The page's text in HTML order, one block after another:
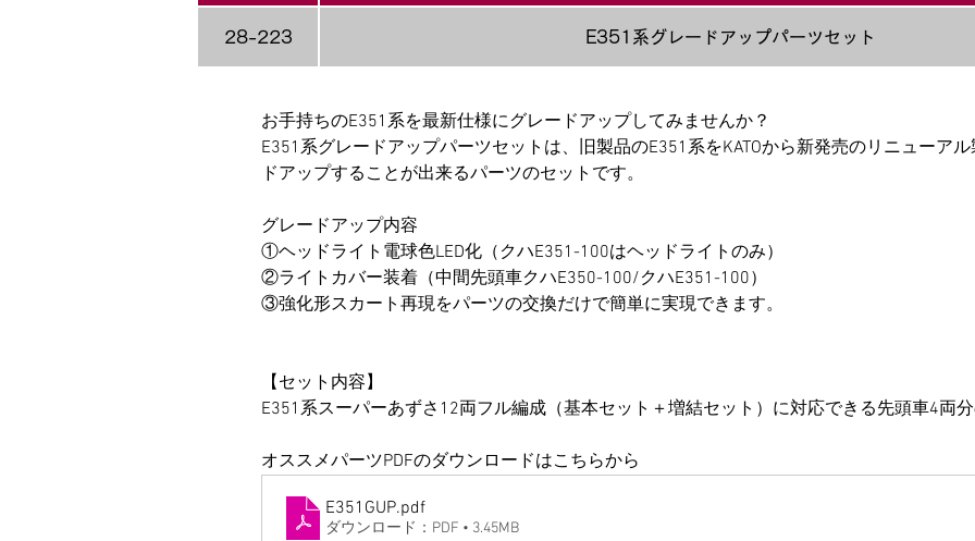
28-223 E351系グレードアップパーツセット
お手持ちのE351系を最新仕様にグレードアップしてみませんか？
E351系グレードアップパーツセットは、旧製品のE351系をKATOから新発売のリニューア
ドアップすることが出来るパーツのセットです。
グレードアップ内容
①ヘッドライト電球色LED化（クハE351-100はヘッドライトのみ）
②ライトカバー装着（中間先頭車クハE350-100/クハE351-100）
③強化形スカート再現をパーツの交換だけで簡単に実現できます。
【セット内容】
E351系スーパーあずさ12両フル編成（基本セット＋増結セット）に対応できる先頭車4両
オススメパーツPDFのダウンロードはこちらから
E351GUP.pdf
ダウンロード：PDF • 3.45MB